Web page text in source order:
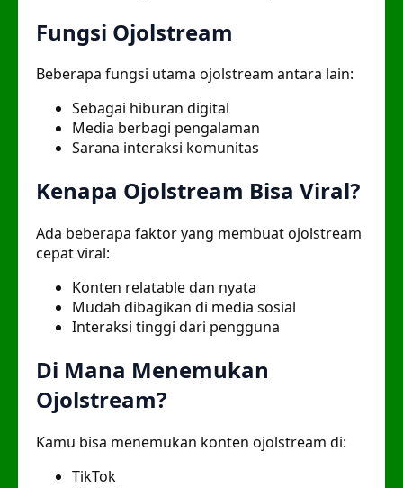
Fungsi Ojolstream
Beberapa fungsi utama ojolstream antara lain:
Sebagai hiburan digital
Media berbagi pengalaman
Sarana interaksi komunitas
Kenapa Ojolstream Bisa Viral?
Ada beberapa faktor yang membuat ojolstream
cepat viral:
Konten relatable dan nyata
Mudah dibagikan di media sosial
Interaksi tinggi dari pengguna
Di Mana Menemukan
Ojolstream?
Kamu bisa menemukan konten ojolstream di:
TikTok